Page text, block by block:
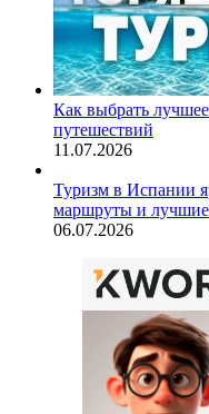
Как выбрать
путешествий
11.07.2026
Туризм в Испании
маршруты и лучшие
06.07.2026